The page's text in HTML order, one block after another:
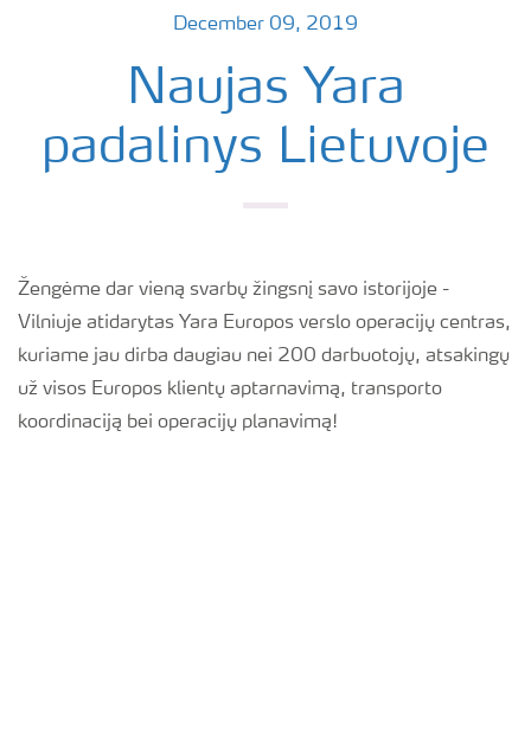
December 09, 2019
Naujas Yara
padalinys Lietuvoje
Žengėme dar vieną svarbų žingsnį savo istorijoje -
Vilniuje atidarytas Yara Europos verslo operacijų centras,
kuriame jau dirba daugiau nei 200 darbuotojų, atsakingų
už visos Europos klientų aptarnavimą, transporto
koordinaciją bei operacijų planavimą!